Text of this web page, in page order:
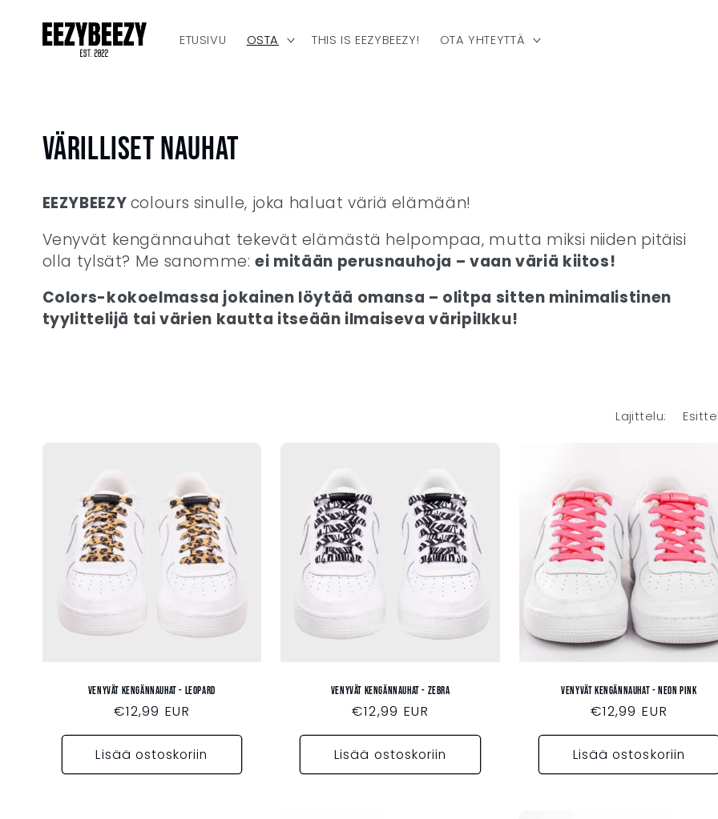
siirry
sisältöön ETUSIVU OSTA THIS IS EEZYBEEZY! OTA YHTEYTTÄ
K
o
k
o
e
VÄRILLISET NAUHAT
EEZYBEEZYcolours sinulle, joka haluat väriä elämään!
Venyvät kengännauhat tekevät elämästä helpompaa, mutta miksi niiden pitäisi
olla tylsät? Me sanomme:ei mitään perusnauhoja – vaan väriä kiitos!
Colors-kokoelmassa jokainen löytää omansa – olitpa sitten minimalistinen
tyylittelijä tai värien kautta itseään ilmaiseva väripilkku!
Lajittelu:
Venyvät kengännauhat - LEOPARD
Normaalihinta
€12,99 EUR
Lisää ostoskoriin
Venyvät kengännauhat - ZEBRA
Normaalihinta
€12,99 EUR
Lisää ostoskoriin
Venyvät kengännauhat - NEON PINK
Normaalihinta
€12,99 EUR
Lisää ostoskoriin